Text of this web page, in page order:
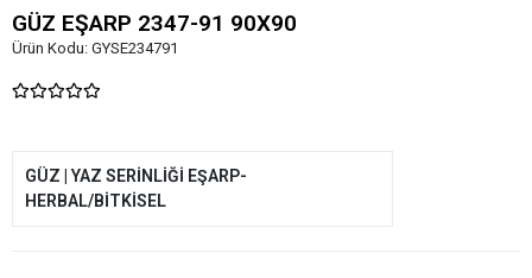
GÜZ EŞARP 2347-91 90X90
Ürün Kodu: GYSE234791
GÜZ | YAZ SERİNLİĞİ EŞARP-
HERBAL/BİTKİSEL